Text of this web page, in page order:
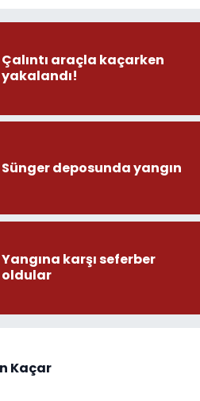
Çalıntı araçla kaçarken
yakalandı!
Sünger deposunda yangın
Yangına karşı seferber
oldular
Kaçar